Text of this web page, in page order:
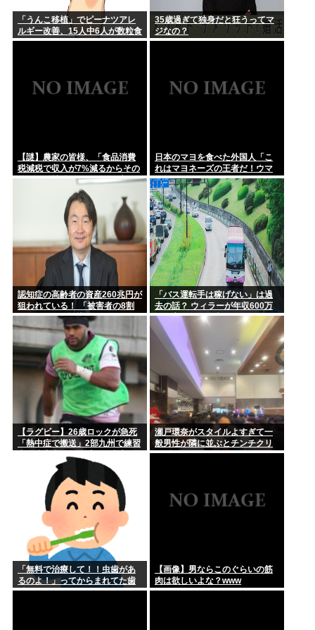
ひろいき、離婚www
浜田雅功、超スパルタ高校時代 夏の思い出に共演者衝撃「え
(ヽ´ん`)「俺がこれまでに片思いして来た女たち、クミコ、ナ
ミ、...
「結婚のためにお金貯めなきゃ…」「お金ないから子供いらな
い」←こ...
女審判、謝罪
「うんこ移植」でピーナツアレ
ルギー改善、15人中6人が数粒食
べられるように
35歳過ぎて独身だと狂うってマ
ジなの？
【謎】農家の皆様、「食品消費
税減税で収入が7%減るからその
分は国が補償してくれ」と言い
日本のマヨを食べた外国人「こ
れはマヨネーズの王者だ！ウマ
イ！うますぎる！どこで買える
んだ？」
認知症の高齢者の資産260兆円が
狙われている！ 「被害者の8割
がだまされた認識なし」
「バス運転手は稼げない」は過
去の話？ ウィラーが年収600万
円を実現した理由
【ラグビー】26歳ロックが急死
「熱中症で搬送」2部九州で練習
中、大東大から昨季まで東京SG
瀬戸環奈がスタイルよすぎて一
般男性が隣に並ぶとチンチクリ
ンに見えてしまう
「無料で治療して！！虫歯があ
るのよ！」ってからまれてた歯
科医の旦那がいるママ
【画像】男ならこのぐらいの筋
肉は欲しいよな？www